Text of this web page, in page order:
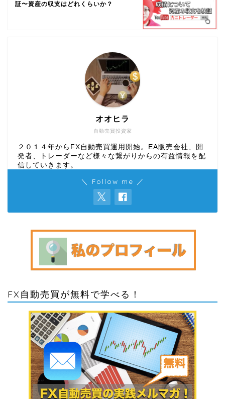
証〜資産の収支はどれくらいか？
自動売買投資家
オオヒラ
２０１４年からFX自動売買運用開始。EA販売会社、開
発者、トレーダーなど様々な繋がりからの有益情報を配
信していきます。
＼ Follow me ／
FX自動売買が無料で学べる！